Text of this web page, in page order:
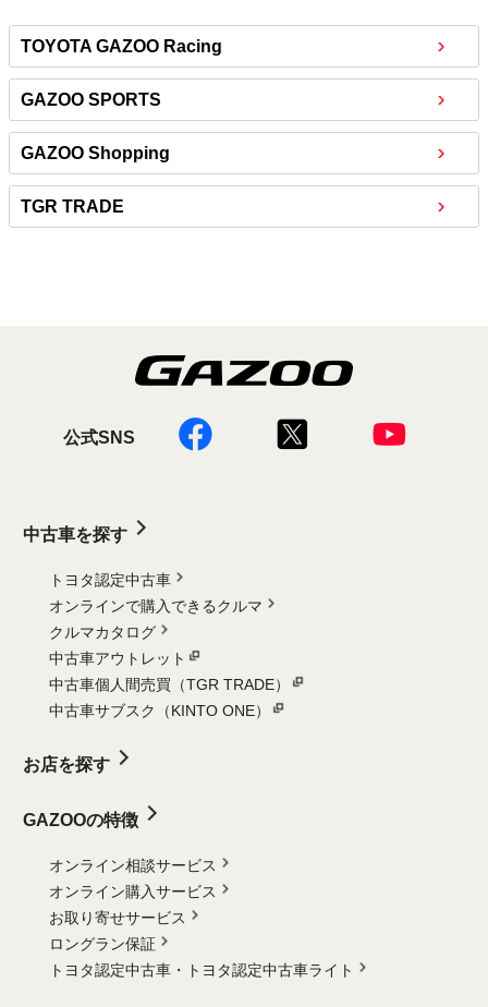
TOYOTA GAZOO Racing
GAZOO SPORTS
GAZOO Shopping
TGR TRADE
公式SNS
中古車を探す
トヨタ認定中古車
オンラインで購入できるクルマ
クルマカタログ
中古車アウトレット
中古車個人間売買（TGR TRADE）
中古車サブスク（KINTO ONE）
お店を探す
GAZOOの特徴
オンライン相談サービス
オンライン購入サービス
お取り寄せサービス
ロングラン保証
トヨタ認定中古車・
トヨタ認定中古車ライト